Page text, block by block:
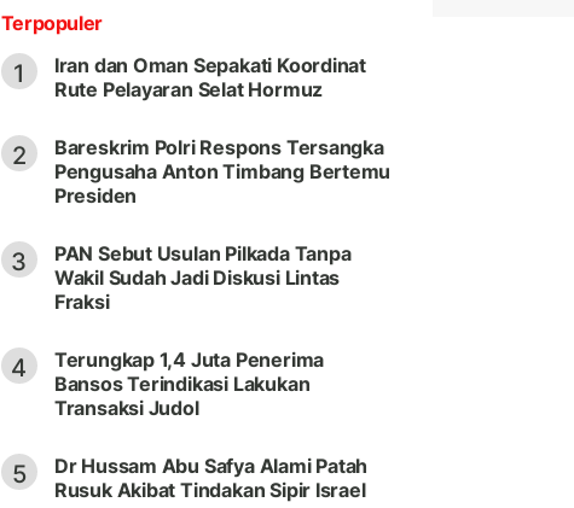
Terpopuler
1
Iran dan Oman Sepakati Koordinat
Rute Pelayaran Selat Hormuz
2
Bareskrim Polri Respons Tersangka
Pengusaha Anton Timbang Bertemu
Presiden
3
PAN Sebut Usulan Pilkada Tanpa
Wakil Sudah Jadi Diskusi Lintas
Fraksi
4
Terungkap 1,4 Juta Penerima
Bansos Terindikasi Lakukan
Transaksi Judol
5
Dr Hussam Abu Safya Alami Patah
Rusuk Akibat Tindakan Sipir Israel